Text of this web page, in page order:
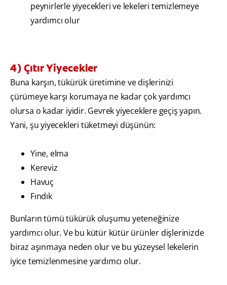
peynirlerle yiyecekleri ve lekeleri temizlemeye
yardımcı olur
4) Çıtır Yiyecekler
Buna karşın, tükürük üretimine ve dişlerinizi
çürümeye karşı korumaya ne kadar çok yardımcı
olursa o kadar iyidir. Gevrek yiyeceklere geçiş yapın.
Yani, şu yiyecekleri tüketmeyi düşünün:
Yine, elma
Kereviz
Havuç
Fındık
Bunların tümü tükürük oluşumu yeteneğinize
yardımcı olur. Ve bu kütür kütür ürünler dişlerinizde
biraz aşınmaya neden olur ve bu yüzeysel lekelerin
iyice temizlenmesine yardımcı olur.